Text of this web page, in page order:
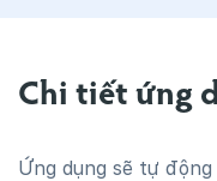
Chi tiết ứng
Ứng dụng sẽ tự động